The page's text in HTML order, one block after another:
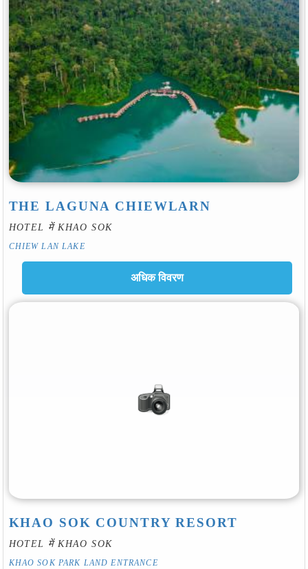
THE LAGUNA CHIEWLARN
HOTEL में KHAO SOK
CHIEW LAN LAKE
KHAO SOK COUNTRY RESORT
HOTEL में KHAO SOK
KHAO SOK PARK LAND ENTRANCE